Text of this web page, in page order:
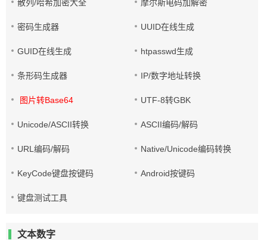
散列/哈希加密大全 摩尔斯电码加解密
密码生成器 UUID在线生成
GUID在线生成 htpasswd生成
条形码生成器 IP/数字地址转换
图片转Base64 UTF-8转GBK
Unicode/ASCII转换 ASCII编码/解码
URL编码/解码 Native/Unicode编码转换
KeyCode键盘按键码 Android按键码
键盘测试工具
文本数字